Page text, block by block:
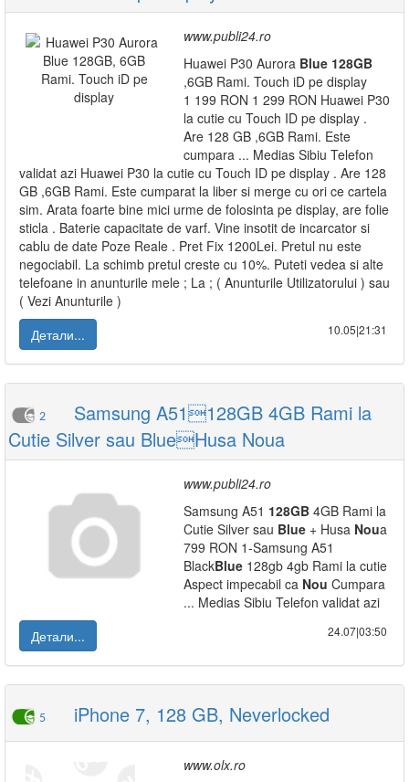
www.publi24.ro
Huawei P30 Aurora Blue 128GB
,6GB Rami. Touch iD pe display
1 199 RON 1 299 RON Huawei P30
la cutie cu Touch ID pe display .
Are 128 GB ,6GB Rami. Este
cumpara ... Medias Sibiu Telefon
validat azi Huawei P30 la cutie cu Touch ID pe display . Are 128
GB ,6GB Rami. Este cumparat la liber si merge cu ori ce cartela
sim. Arata foarte bine mici urme de folosinta pe display, are folie
sticla . Baterie capacitate de varf. Vine insotit de incarcator si
cablu de date Poze Reale . Pret Fix 1200Lei. Pretul nu este
negociabil. La schimb pretul creste cu 10%. Puteti vedea si alte
telefoane in anunturile mele ; La ; ( Anunturile Utilizatorului ) sau
( Vezi Anunturile )
Детали...
10.05|21:31
2
Samsung A51128GB 4GB Rami la
Cutie Silver sau BlueHusa Noua
www.publi24.ro
Samsung A51 128GB 4GB Rami la
Cutie Silver sau Blue + Husa Noua
799 RON 1-Samsung A51
BlackBlue 128gb 4gb Rami la cutie
Aspect impecabil ca Nou Cumpara
... Medias Sibiu Telefon validat azi
Детали...
24.07|03:50
5 iPhone 7, 128 GB, Neverlocked
www.olx.ro